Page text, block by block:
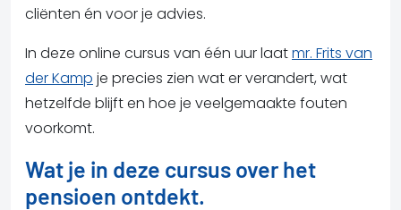
cliënten én voor je advies.
In deze online cursus van één uur laatmr. Frits van
der Kamp je precies zien wat er verandert, wat
hetzelfde blijft en hoe je veelgemaakte fouten
voorkomt.
Wat je in deze cursus over het
pensioen ontdekt.